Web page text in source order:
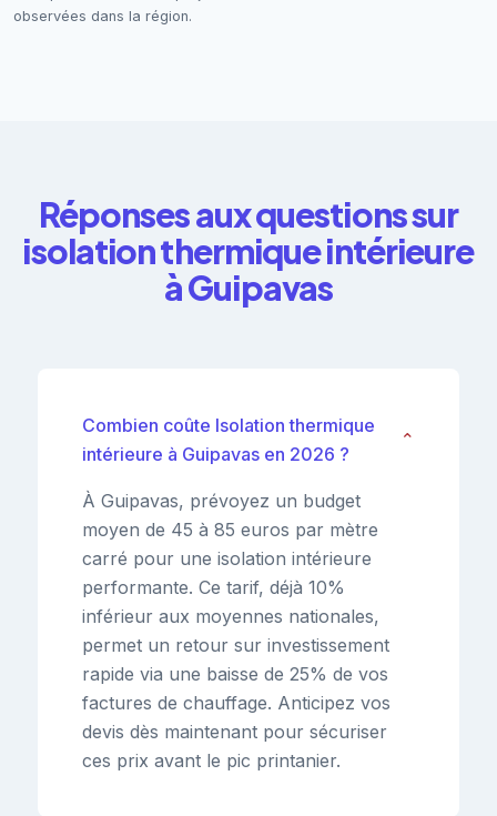
observées dans la région.
Réponses aux questions sur
isolation thermique intérieure
à Guipavas
Combien coûte Isolation thermique
intérieure à Guipavas en 2026 ?
⌄
À Guipavas, prévoyez un budget
moyen de 45 à 85 euros par mètre
carré pour une isolation intérieure
performante. Ce tarif, déjà 10%
inférieur aux moyennes nationales,
permet un retour sur investissement
rapide via une baisse de 25% de vos
factures de chauffage. Anticipez vos
devis dès maintenant pour sécuriser
ces prix avant le pic printanier.